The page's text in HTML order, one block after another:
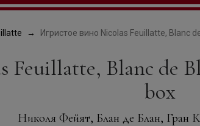
Игристое вино Nicolas Feuillatte, Blanc
Feuillatte, Blanc de
box
Николя Фейят, Блан де Блан, Гран